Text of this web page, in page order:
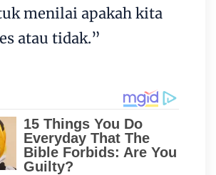
menilai apakah kita
atau tidak.”